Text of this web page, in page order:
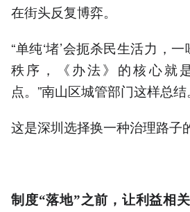
在街头反复博弈。
“单纯‘堵’会扼杀民生活力，
秩序，《办法》的核心就
点。”南山区城管部门这样总结。
这是深圳选择换一种治理路子
制度“落地”之前，让利益相